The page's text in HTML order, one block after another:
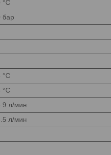
°С
бар
°С
°С
л/мин
л/мин